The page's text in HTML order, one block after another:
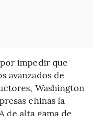
impedir que
avanzados de
Washington
chinas la
de alta gama de